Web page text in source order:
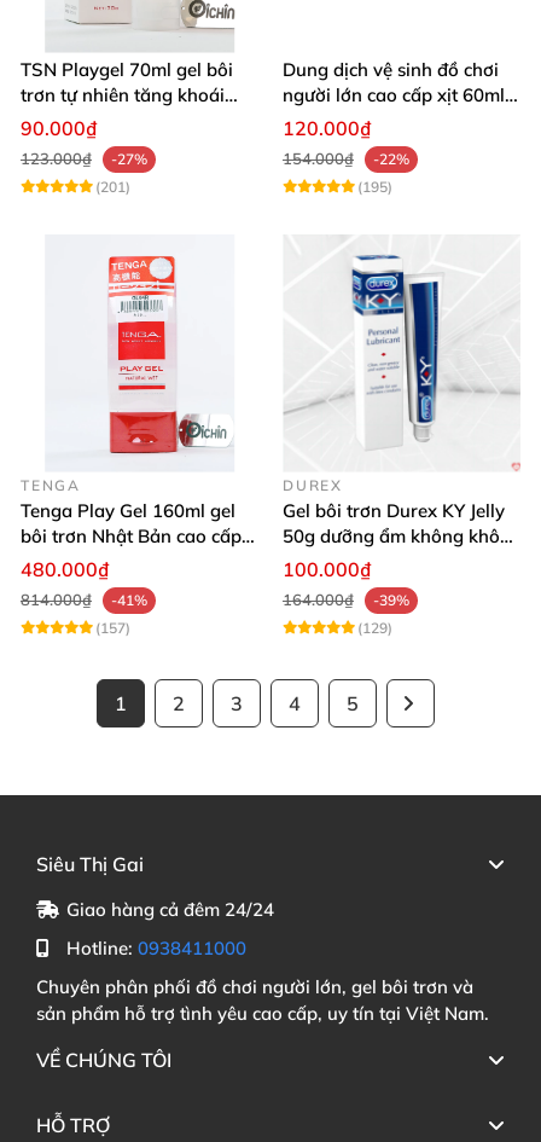
TSN Playgel 70ml gel bôi
trơn tự nhiên tăng khoái
cảm an toàn
90.000₫
123.000₫
-27%
(201)
Dung dịch vệ sinh đồ chơi
người lớn cao cấp xịt 60ml
thơm dịu an toàn
120.000₫
154.000₫
-22%
(195)
TENGA
Tenga Play Gel 160ml gel
bôi trơn Nhật Bản cao cấp
an toàn
480.000₫
814.000₫
-41%
(157)
DUREX
Gel bôi trơn Durex KY Jelly
50g dưỡng ẩm không khô
rát tăng khoái cảm
100.000₫
164.000₫
-39%
(129)
1 2 3 4 5
Siêu Thị Gai
Giao hàng cả đêm 24/24
Hotline: 0938411000
Chuyên phân phối đồ chơi người lớn, gel bôi trơn và
sản phẩm hỗ trợ tình yêu cao cấp, uy tín tại Việt Nam.
VỀ CHÚNG TÔI
HỖ TRỢ